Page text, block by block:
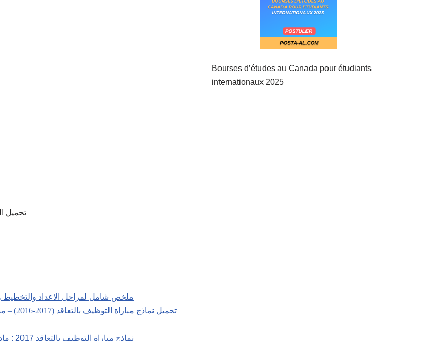
تحميل
ملخص شامل لمراحل الاعداد والتخطيط
تحميل نماذج مباراة التوظيف بالتعاقد (2017-2016) – مباراة التعليم بالتعاقد : تخصص التربية الاسلامية سلك الثانوي
نماذج مباراة التوظيف بالتعاقد 2017 : مادة مستجدات نظام التربية و التكوين + التصحيح
Bourses d’études au Canada pour étudiants
internationaux 2025